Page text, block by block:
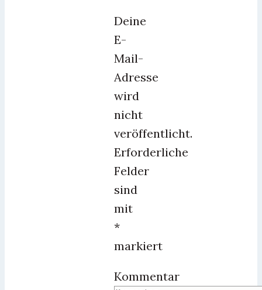
Deine
E-
Mail-
Adresse
wird
nicht
veröffentlicht.
Erforderliche
Felder
sind
mit
*
markiert
Kommentar